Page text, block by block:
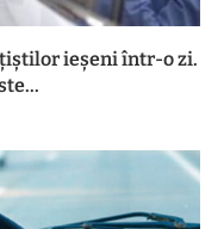
ieșeni într-o zi.